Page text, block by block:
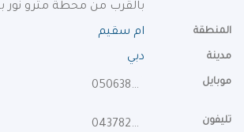
بالقرب من محطة مترو نور
المنطقة ام سقيم
مدينة دبي
موبايل 0506382424
تليفون 043782222